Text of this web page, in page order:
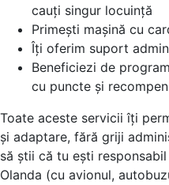
cauți singur locuință
Primești mașină cu
Îți oferim suport
Beneficiezi de
cu puncte și
Toate aceste servicii îți
și adaptare, fără griji
să știi că tu ești
Olanda (cu avionul,